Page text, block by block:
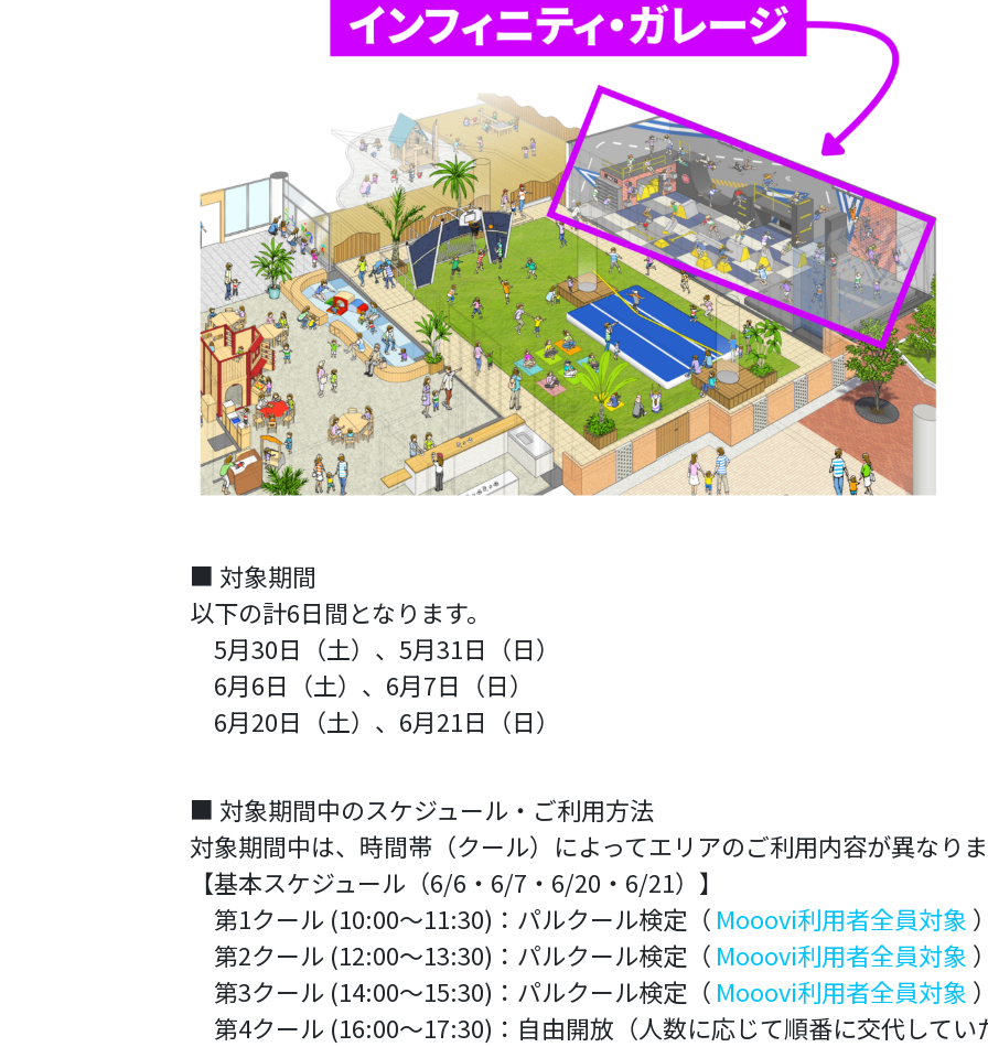
■ 対象期間
以下の計6日間となります。
5月30日（土）、5月31日（日）
6月6日（土）、6月7日（日）
6月20日（土）、6月21日（日）
■ 対象期間中のスケジュール・ご利用方法
対象期間中は、時間帯（クール）によってエリアのご利用内容が異なり
【基本スケジュール（6/6・6/7・6/20・6/21）】
第1クール (10:00～11:30)：パルクール検定（ Mooovi利用者全員対象
第2クール (12:00～13:30)：パルクール検定（ Mooovi利用者全員対象
第3クール (14:00～15:30)：パルクール検定（ Mooovi利用者全員対象
第4クール (16:00～17:30)：自由開放（人数に応じて順番に交代してい